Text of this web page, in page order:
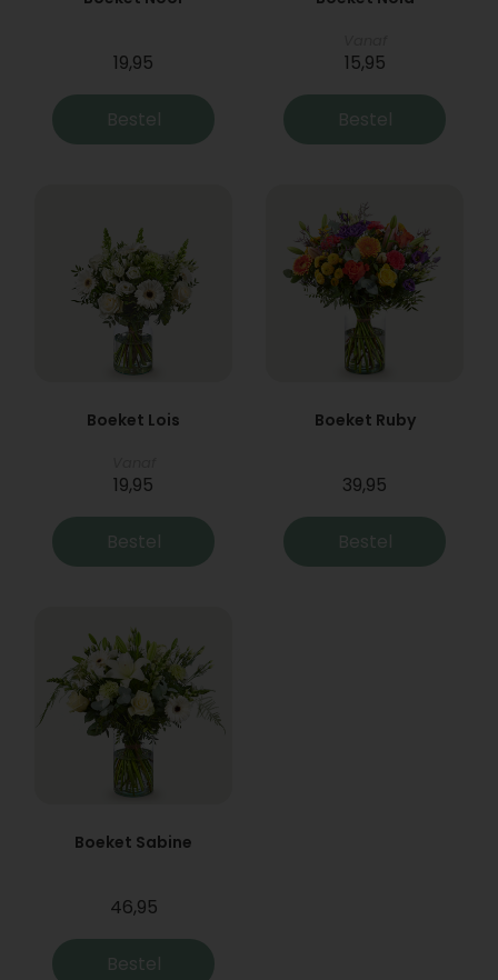
19,95
Bestel
15,95
Bestel
Boeket Lois
19,95
Bestel
Boeket Ruby
39,95
Bestel
Boeket Sabine
46,95
Bestel